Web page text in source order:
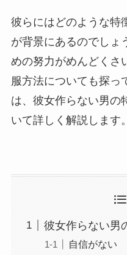
彼らにはどのような特
が背景にあるのでしょ
めの努力がめんどくさ
服方法についても探っ
は、彼女作らない男の
いて詳しく解説します。
彼女作らない男
自信がない